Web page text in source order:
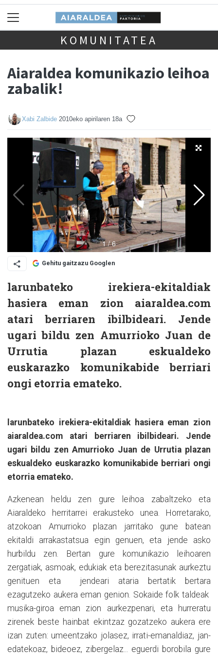
KOMUNITATEA
Aiaraldea komunikazio leihoa
zabalik!
Xabi Zalbide 2010eko apirilaren 18a
Gehitu gaitzazu Googlen
larunbateko irekiera-ekitaldiak
hasiera eman zion aiaraldea.com
atari berriaren ibilbideari. Jende
ugari bildu zen Amurrioko Juan de
Urrutia plazan eskualdeko
euskarazko komunikabide berriari
ongi etorria emateko.
larunbateko irekiera-ekitaldiak hasiera eman zion
aiaraldea.com atari berriaren ibilbideari. Jende
ugari bildu zen Amurrioko Juan de Urrutia plazan
eskualdeko euskarazko komunikabide berriari ongi
etorria emateko.
Azkenean heldu zen gure leihoa zabaltzeko eta
Aiaraldeko herritarrei erakusteko unea. Horretarako,
atzokoan Amurrioko plazan jarritako gune batean
ekitaldi arrakastatsua egin genuen, eta jende asko
hurbildu zen. Bertan gure komunikazio leihoaren
zergatiak, asmoak, edukiak eta berezitasunak aurkeztu
genituen eta jendeari ataria bertatik bertara
ezagutzeko aukera eman genion. Sokaide folk taldeak
musika-giroa eman zion aurkezpenari, eta hurreratu
zirenek beste hainbat ekintzaz gozatzeko aukera ere
izan zuten: umeentzako jolasez, irrati-emanaldiaz, jan-
edatekoaz, bideoez, zibergelaz... eguerdi borobila gure